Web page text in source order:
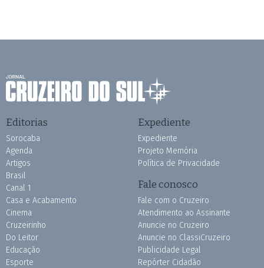
Editorias
Sorocaba
Agenda
Artigos
Brasil
Canal 1
Casa e Acabamento
Cinema
Cruzeirinho
Do Leitor
Educação
Esporte
Expediente
Expediente
Projeto Memória
Política de Privacidade
Fale conosco
Fale com o Cruzeiro
Atendimento ao Assinante
Anuncie no Cruzeiro
Anuncie no ClassiCruzeiro
Publicidade Legal
Repórter Cidadão